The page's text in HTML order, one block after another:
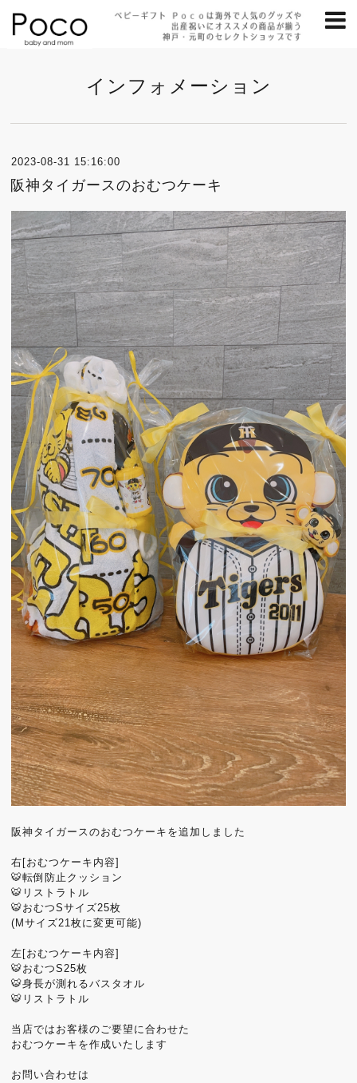
インフォメーション
2023-08-31 15:16:00
阪神タイガースのおむつケーキ
阪神タイガースのおむつケーキを追加しました
右[おむつケーキ内容]
🐯転倒防止クッション
🐯リストラトル
🐯おむつSサイズ25枚
(Mサイズ21枚に変更可能)
左[おむつケーキ内容]
🐯おむつS25枚
🐯身長が測れるバスタオル
🐯リストラトル
当店ではお客様のご要望に合わせた
おむつケーキを作成いたします
お問い合わせは